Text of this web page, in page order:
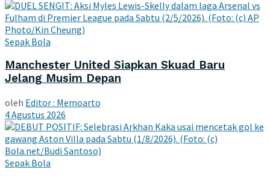
Sepak Bola
Manchester United Siapkan Skuad Baru
Jelang Musim Depan
oleh Editor : Memoarto
4 Agustus 2026
Sepak Bola